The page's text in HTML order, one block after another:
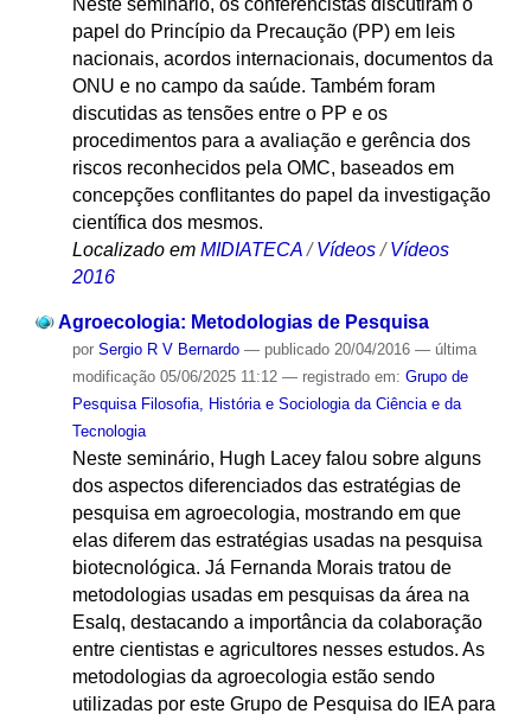
papel do Princípio da Precaução (PP) em leis
nacionais, acordos internacionais, documentos da
ONU e no campo da saúde. Também foram
discutidas as tensões entre o PP e os
procedimentos para a avaliação e gerência dos
riscos reconhecidos pela OMC, baseados em
concepções conflitantes do papel da investigação
científica dos mesmos.
Localizado em MIDIATECA /Vídeos /Vídeos
2016
Agroecologia: Metodologias de Pesquisa
por Sergio R V Bernardo — publicado20/04/2016 — última
modificação05/06/2025 11:12 — registrado em: Grupo de
Pesquisa Filosofia, História e Sociologia da Ciência e da
Tecnologia
Neste seminário, Hugh Lacey falou sobre alguns
dos aspectos diferenciados das estratégias de
pesquisa em agroecologia, mostrando em que
elas diferem das estratégias usadas na pesquisa
biotecnológica. Já Fernanda Morais tratou de
metodologias usadas em pesquisas da área na
Esalq, destacando a importância da colaboração
entre cientistas e agricultores nesses estudos. As
metodologias da agroecologia estão sendo
utilizadas por este Grupo de Pesquisa do IEA para